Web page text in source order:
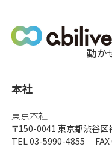
動か
支
本社
東京本社
〒150-0041 東京都渋谷区
TEL 03-5990-4855 FAX